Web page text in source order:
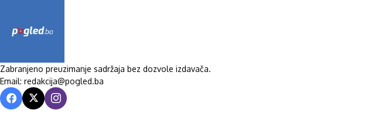
Zabranjeno preuzimanje sadržaja bez dozvole izdavača.
Email: redakcija@pogled.ba